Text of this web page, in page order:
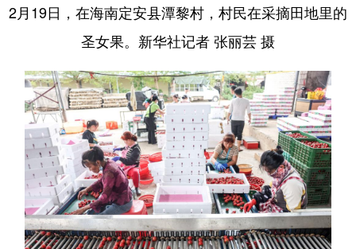
2月19日，在海南定安县潭黎村，村民在采摘田地里的
圣女果。新华社记者 张丽芸 摄